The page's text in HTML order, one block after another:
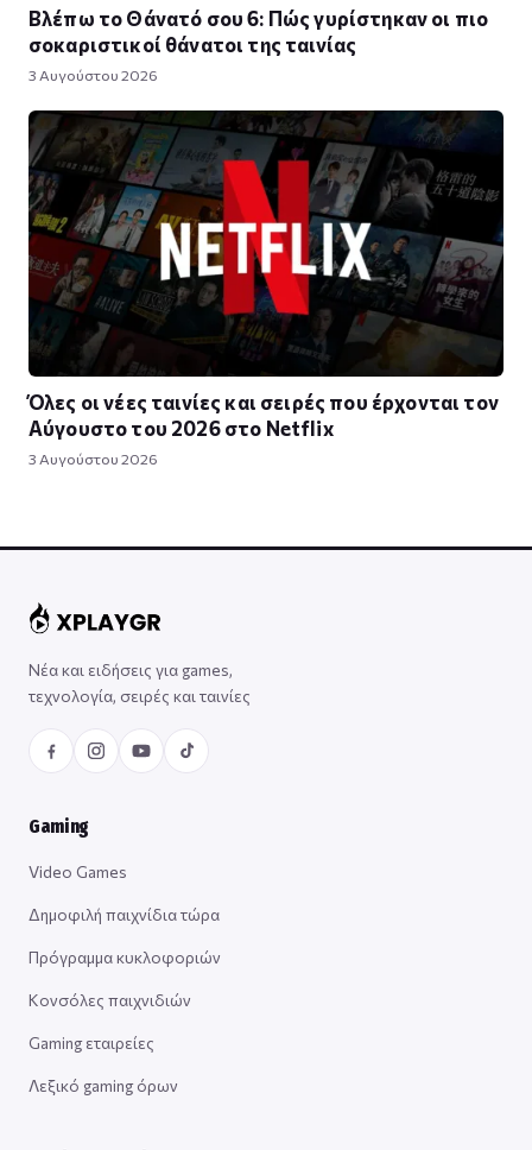
Βλέπω το Θάνατό σου 6: Πώς γυρίστηκαν οι πιο
σοκαριστικοί θάνατοι της ταινίας
3 Αυγούστου 2026
Όλες οι νέες ταινίες και σειρές που έρχονται τον
Αύγουστο του 2026 στο Netflix
3 Αυγούστου 2026
Νέα και ειδήσεις για games,
τεχνολογία, σειρές και ταινίες
Gaming
Video Games
Δημοφιλή παιχνίδια τώρα
Πρόγραμμα κυκλοφοριών
Κονσόλες παιχνιδιών
Gaming εταιρείες
Λεξικό gaming όρων